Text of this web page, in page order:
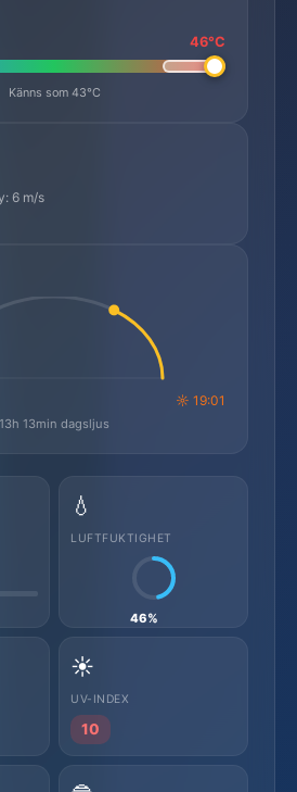
46°C
Känns som 43°C
6 m/s
☼ 19:01
13h 13min dagsljus
💧
LUFTFUKTIGHET
46%
☀️
UV-INDEX
10